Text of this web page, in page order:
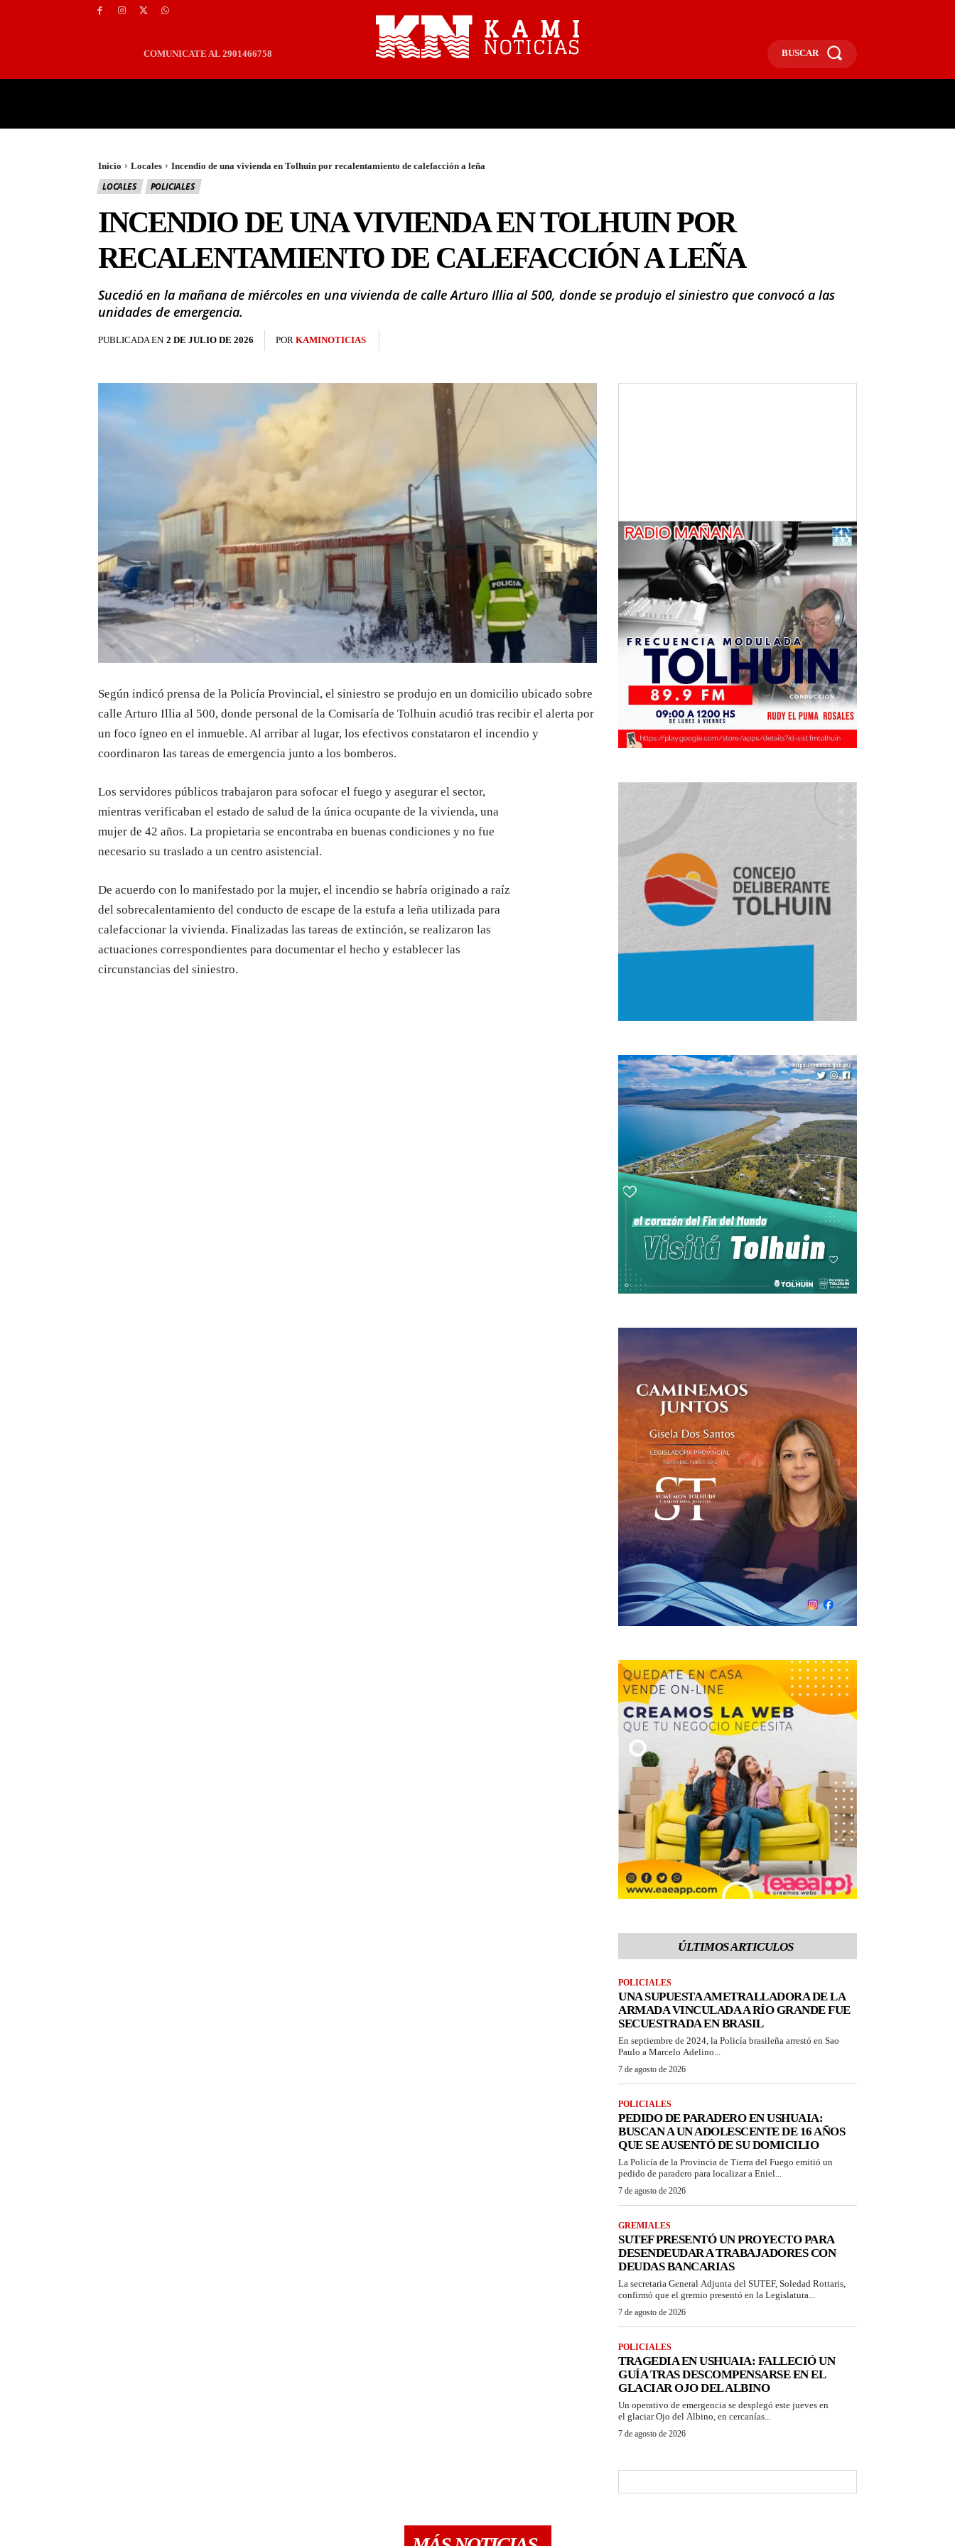
COMUNICATE AL 2901466758 BUSCAR
Inicio Locales Incendio de una vivienda en Tolhuin por recalentamiento de calefacción a leña
LOCALES POLICIALES
INCENDIO DE UNA VIVIENDA EN TOLHUIN POR
RECALENTAMIENTO DE CALEFACCIÓN A LEÑA
Sucedió en la mañana de miércoles en una vivienda de calle Arturo Illia al 500, donde se produjo el siniestro que convocó a las
unidades de emergencia.
PUBLICADA EN 2 DE JULIO DE 2026 POR KAMINOTICIAS
Según indicó prensa de la Policía Provincial, el siniestro se produjo en un domicilio ubicado sobre
calle Arturo Illia al 500, donde personal de la Comisaría de Tolhuin acudió tras recibir el alerta por
un foco ígneo en el inmueble. Al arribar al lugar, los efectivos constataron el incendio y
coordinaron las tareas de emergencia junto a los bomberos.
Los servidores públicos trabajaron para sofocar el fuego y asegurar el sector,
mientras verificaban el estado de salud de la única ocupante de la vivienda, una
mujer de 42 años. La propietaria se encontraba en buenas condiciones y no fue
necesario su traslado a un centro asistencial.
De acuerdo con lo manifestado por la mujer, el incendio se habría originado a raíz
del sobrecalentamiento del conducto de escape de la estufa a leña utilizada para
calefaccionar la vivienda. Finalizadas las tareas de extinción, se realizaron las
actuaciones correspondientes para documentar el hecho y establecer las
circunstancias del siniestro.
ÚLTIMOS ARTICULOS
POLICIALES
UNA SUPUESTA AMETRALLADORA DE LA
ARMADA VINCULADA A RÍO GRANDE FUE
SECUESTRADA EN BRASIL
En septiembre de 2024, la Policía brasileña arrestó en Sao
Paulo a Marcelo Adelino...
7 de agosto de 2026
POLICIALES
PEDIDO DE PARADERO EN USHUAIA:
BUSCAN A UN ADOLESCENTE DE 16 AÑOS
QUE SE AUSENTÓ DE SU DOMICILIO
La Policía de la Provincia de Tierra del Fuego emitió un
pedido de paradero para localizar a Eniel...
7 de agosto de 2026
GREMIALES
SUTEF PRESENTÓ UN PROYECTO PARA
DESENDEUDAR A TRABAJADORES CON
DEUDAS BANCARIAS
La secretaria General Adjunta del SUTEF, Soledad Rottaris,
confirmó que el gremio presentó en la Legislatura...
7 de agosto de 2026
POLICIALES
TRAGEDIA EN USHUAIA: FALLECIÓ UN
GUÍA TRAS DESCOMPENSARSE EN EL
GLACIAR OJO DEL ALBINO
Un operativo de emergencia se desplegó este jueves en
el glaciar Ojo del Albino, en cercanías...
7 de agosto de 2026